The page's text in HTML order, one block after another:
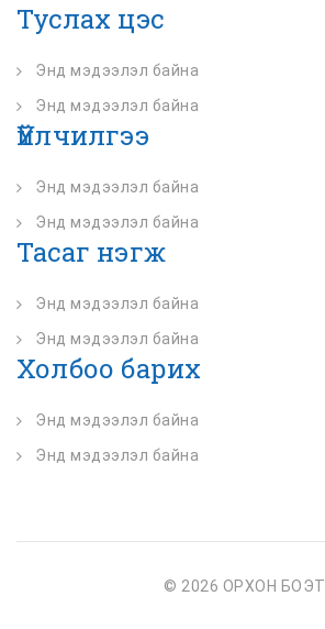
Туслах цэс
Энд мэдээлэл байна
Энд мэдээлэл байна
Үйлчилгээ
Энд мэдээлэл байна
Энд мэдээлэл байна
Тасаг нэгж
Энд мэдээлэл байна
Энд мэдээлэл байна
Холбоо барих
Энд мэдээлэл байна
Энд мэдээлэл байна
© 2026 ОРХОН БОЭТ.